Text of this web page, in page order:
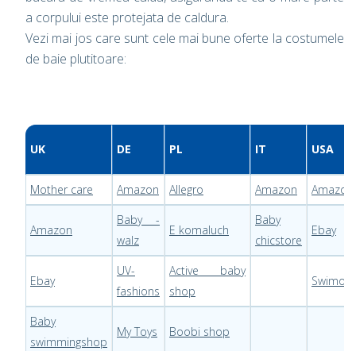
a corpului este protejata de caldura.
Vezi mai jos care sunt cele mai bune oferte la costumele
de baie plutitoare:
UK DE PL IT USA
Mother care Amazon Allegro Amazon Amazon
Amazon
Baby -
walz
E komaluch
Baby
chicstore
Ebay
Ebay
UV-
fashions
Active baby
shop
Baby
swimmingshop
My Toys Boobi shop